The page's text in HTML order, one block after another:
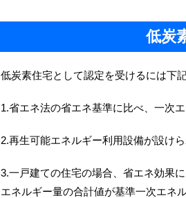
低炭
低炭素住宅として認定を受けるには下
1.省エネ法の省エネ基準に比べ、一次
2.再生可能エネルギー利用設備が設けら
3.一戸建ての住宅の場合、省エネ効果
エネルギー量の合計値が基準一次エネ